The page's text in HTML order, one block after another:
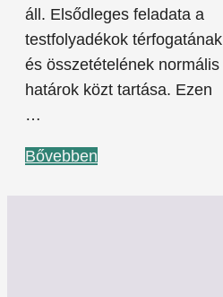
áll. Elsődleges feladata a
testfolyadékok térfogatának
és összetételének normális
határok közt tartása. Ezen
…
Bővebben